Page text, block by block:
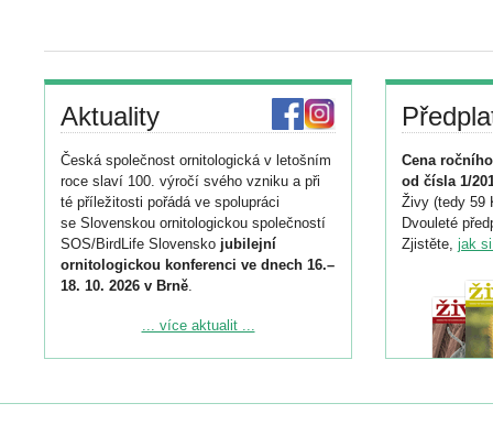
Aktuality
Česká společnost ornitologická v letošním
roce slaví 100. výročí svého vzniku a při
té příležitosti pořádá ve spolupráci
se Slovenskou ornitologickou společností
SOS/BirdLife Slovensko jubilejní
ornitologickou konferenci ve dnech 16.–
18. 10. 2026 v Brně.
Podrobnější informace ke konferenci
Registrovat se můžete do 6. září.
... více aktualit ...
Cena
od čísla 1/
Živy (tedy 59
Dvouleté
Zjistěte, jak